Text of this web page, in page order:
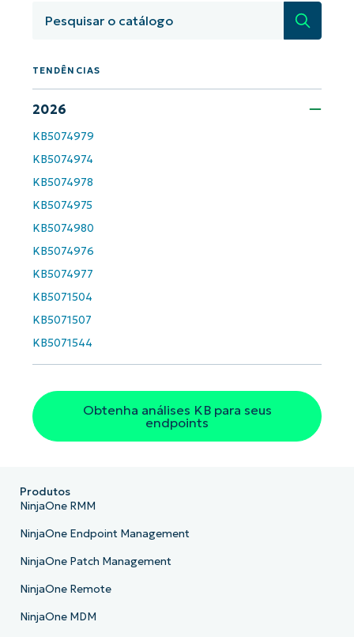
TENDÊNCIAS
2026
KB5074979
KB5074974
KB5074978
KB5074975
KB5074980
KB5074976
KB5074977
KB5071504
KB5071507
KB5071544
Obtenha análises KB para seus
endpoints
orientadas por IA do NinjaOne!
Business
email*
number*
name*
Produtos
NinjaOne RMM
NinjaOne Endpoint Management
NinjaOne Patch Management
NinjaOne Remote
NinjaOne MDM